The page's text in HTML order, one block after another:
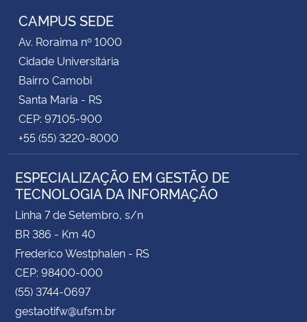
Secretaria-Geral
Secretaria de Governo
Gabinete de Segurança Institucional
Advocacia-Geral da União
Banco Central do Brasil
Planalto
CAMPUS SEDE
Av. Roraima nº 1000
Cidade Universitária
Bairro Camobi
Santa Maria - RS
CEP: 97105-900
+55 (55) 3220-8000
ESPECIALIZAÇÃO EM GESTÃO DE
TECNOLOGIA DA INFORMAÇÃO
Linha 7 de Setembro, s/n
BR 386 - Km 40
Frederico Westphalen - RS
CEP: 98400-000
(55) 3744-0697
gestaotifw@ufsm.br